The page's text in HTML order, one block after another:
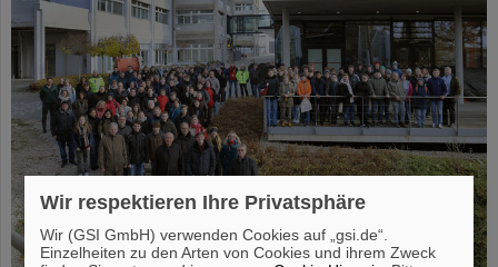
Wir respektieren Ihre Privatsphäre
Wir (GSI GmbH) verwenden Cookies auf „gsi.de“.
Einzelheiten zu den Arten von Cookies und ihrem Zweck